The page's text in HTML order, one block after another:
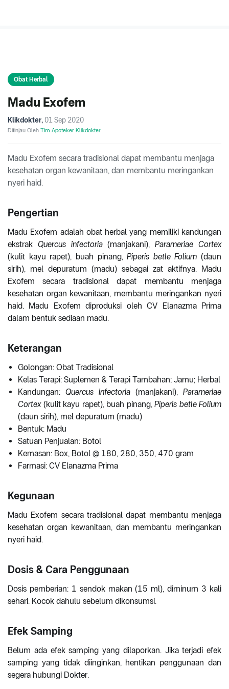
Obat Herbal
Madu Exofem
Klikdokter, 01 Sep 2020
Ditinjau Oleh Tim Apoteker Klikdokter
Madu Exofem secara tradisional dapat membantu menjaga
kesehatan organ kewanitaan, dan membantu meringankan
nyeri haid.
Pengertian
Madu Exofem adalah obat herbal yang memiliki kandungan
ekstrak Quercus infectoria(manjakani),Parameriae Cortex
(kulit kayu rapet), buah pinang,Piperis betle Folium (daun
sirih), mel depuratum (madu) sebagai zat aktifnya. Madu
Exofem secara tradisional dapat membantu menjaga
kesehatan organ kewanitaan, membantu meringankan nyeri
haid. Madu Exofem diproduksi oleh CV Elanazma Prima
dalam bentuk sediaan madu.
Keterangan
Golongan: Obat Tradisional
Kelas Terapi: Suplemen & Terapi Tambahan; Jamu; Herbal
Kandungan: Quercus infectoria (manjakani), Parameriae
Cortex(kulit kayu rapet), buah pinang, Piperis betle Folium
(daun sirih), mel depuratum (madu)
Bentuk: Madu
Satuan Penjualan: Botol
Kemasan: Box, Botol @ 180, 280, 350, 470 gram
Farmasi: CV Elanazma Prima
Kegunaan
Madu Exofem secara tradisional dapat membantu menjaga
kesehatan organ kewanitaan, dan membantu meringankan
nyeri haid.
Dosis & Cara Penggunaan
Dosis pemberian: 1 sendok makan (15 ml), diminum 3 kali
sehari. Kocok dahulu sebelum dikonsumsi.
Efek Samping
Belum ada efek samping yang dilaporkan. Jika terjadi efek
samping yang tidak diinginkan, hentikan penggunaan dan
segera hubungi Dokter.